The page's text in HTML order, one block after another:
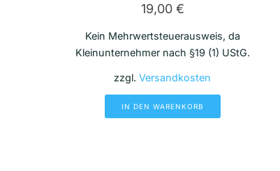
19,00 €
Kein Mehrwertsteuerausweis, da
Kleinunternehmer nach §19 (1) UStG.
zzgl. Versandkosten
IN DEN WARENKORB